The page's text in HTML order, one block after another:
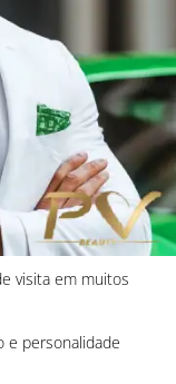
visita em muitos
e personalidade